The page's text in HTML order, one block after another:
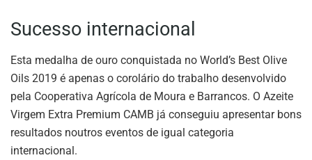
Sucesso internacional
Esta medalha de ouro conquistada no World’s Best Olive
Oils 2019 é apenas o corolário do trabalho desenvolvido
pela Cooperativa Agrícola de Moura e Barrancos. O Azeite
Virgem Extra Premium CAMB já conseguiu apresentar bons
resultados noutros eventos de igual categoria
internacional.